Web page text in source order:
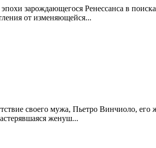
зарождающегося Ренессанса в
от изменяющейся...
своего мужа, Пьетро Винчиоло,
женуш...